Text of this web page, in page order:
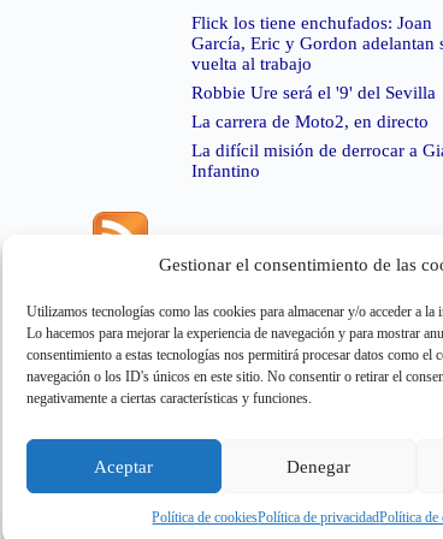
Gestionar el consentimiento de las
Utilizamos tecnologías como las cookies para almacenar y/o acceder a
Lo hacemos para mejorar la experiencia de navegación y para mostrar
consentimiento a estas tecnologías nos permitirá procesar datos como el
navegación o los ID's únicos en este sitio. No consentir o retirar el
negativamente a ciertas características y funciones.
Aceptar Denegar
Política de cookiesPolítica de privacidadPolítica de
Flick los tiene enchufados: Joan
García, Eric y Gordon adelantan
vuelta al trabajo
Robbie Ure será el '9' del Sevilla
La carrera de Moto2, en directo
La difícil misión de derrocar a
Infantino
Error de RSS:Retrieved unsupported status
"404"
Política de cookies
Aviso Legal